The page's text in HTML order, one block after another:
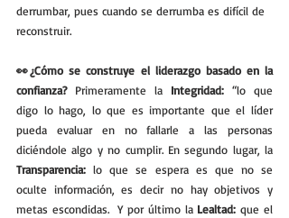
derrumbar, pues cuando se derrumba es difícil de
reconstruir.
👀¿Cómo se construye el liderazgo basado en la
confianza? Primeramente la Integridad: “lo que
digo lo hago, lo que es importante que el líder
pueda evaluar en no fallarle a las personas
Transparencia: lo que se espera es que no se
oculte información, es decir no hay objetivos y
metas escondidas.  Y por último la Lealtad: que el